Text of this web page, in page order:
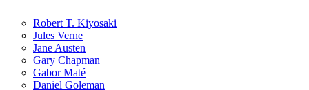
Robert T. Kiyosaki
Jules Verne
Jane Austen
Gary Chapman
Gabor Maté
Daniel Goleman